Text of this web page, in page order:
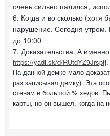
очень сильно палился,
6. Когда и во сколько
нарушение. Сегодня
до 10:00
7. Доказательства. А
https://yadi.sk/d/RUtdYZ9Jrspfj.
На данной демке мало
раз записывал демку). Эта
стенам и большой % хедов.
карты, но он вышел, когда на